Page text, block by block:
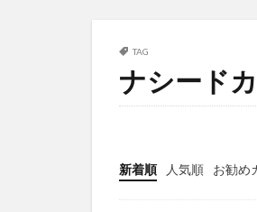
TAG
ナシード
新着順 人気順
お勧め
未分